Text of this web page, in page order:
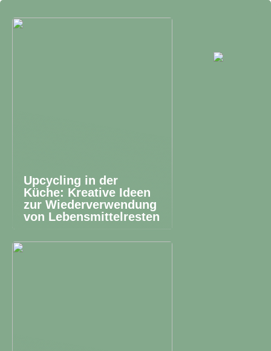
Upcycling in der
Küche: Kreative Ideen
zur Wiederverwendung
von Lebensmittelresten